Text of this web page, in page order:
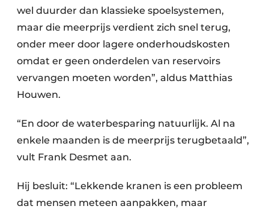
wel duurder dan klassieke spoelsystemen,
maar die meerprijs verdient zich snel terug,
onder meer door lagere onderhoudskosten
omdat er geen onderdelen van reservoirs
vervangen moeten worden”, aldus Matthias
Houwen.
“En door de waterbesparing natuurlijk. Al na
enkele maanden is de meerprijs terugbetaald”,
vult Frank Desmet aan.
Hij besluit: “Lekkende kranen is een probleem
dat mensen meteen aanpakken, maar